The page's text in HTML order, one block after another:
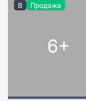
B Продажа
6+